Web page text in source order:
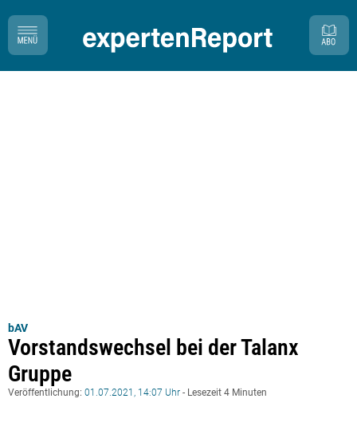
bAV
Vorstandswechsel bei der Talanx
Gruppe
Veröffentlichung: 01.07.2021, 14:07 Uhr - Lesezeit 4 Minuten